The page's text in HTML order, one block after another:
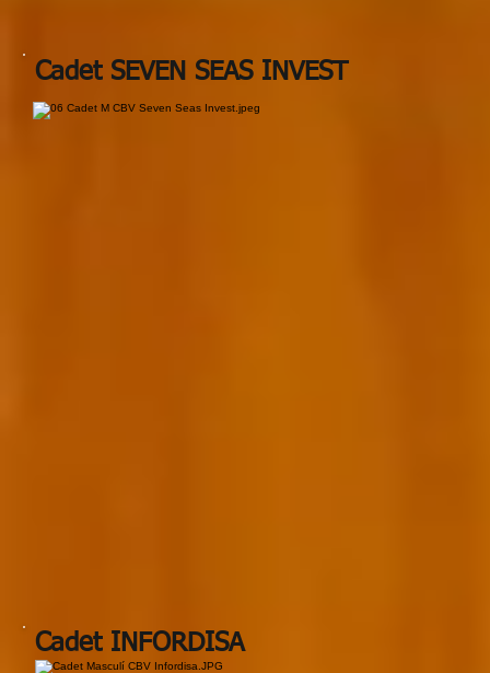
Cadet SEVEN SEAS INVEST
Cadet INFORDISA